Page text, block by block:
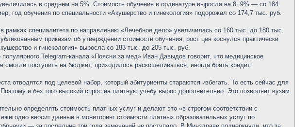
в среднем на 5%. Стоимость обучения в ординатуре выросла на 8−9% — со 184
год обучения по специальности «Акушерство и гинекология» подорожал со 174,7 тыс. руб.
рамках специалитета по направлению «Лечебное дело» увеличилась со 160 тыс. до 180 тыс.
приказам об утверждении стоимости обучения, рост цен коснулся практически
и гинекология» выросла со 183 тыс. до 205 тыс. руб.
Telegram-канала «Поясни за мед» Иван Давыдов говорит, что медицинское
поступить на бюджет, приходилось раскошеливаться, иногда брать кредит.
отводятся под целевой набор, который абитуриенты стараются избегать. То есть сейчас для
и без того высокий спрос на платную учебу вырос дополнительно. Это позволяет вузам
определять стоимость платных услуг и делают это «в строгом соответствии с
вносит данные в мониторинг стоимости платных образовательных услуг по